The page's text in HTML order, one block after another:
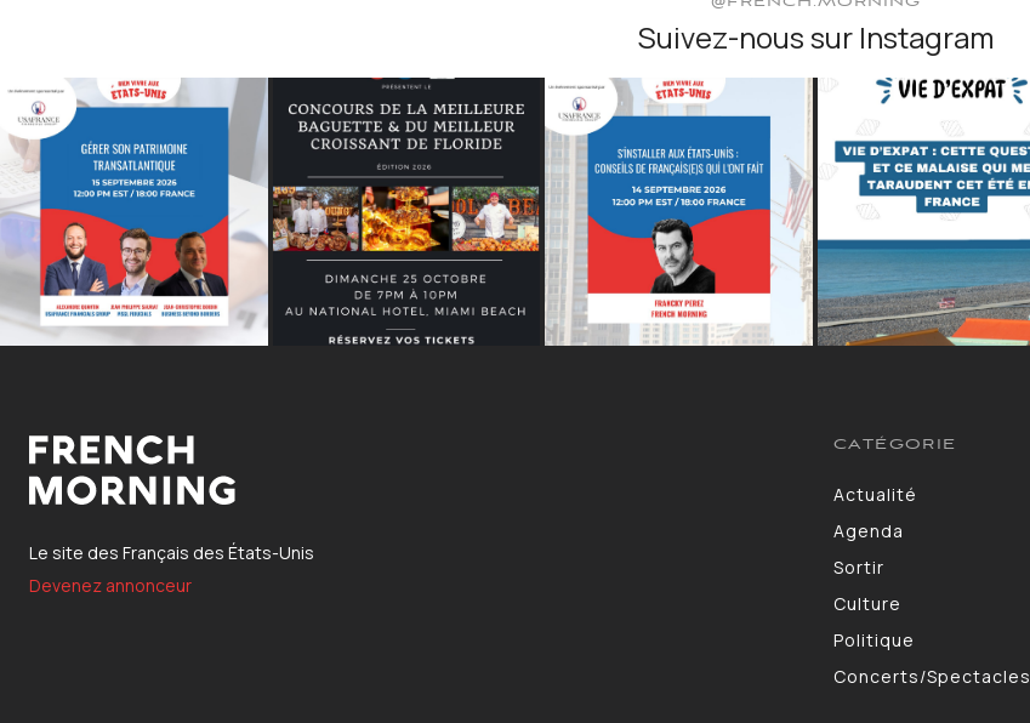
Suivez-nous sur Instagram
Le site des Français des États-Unis
Devenez annonceur
CATÉGORIE
Actualité
Agenda
Sortir
Culture
Politique
Concerts/Spectacles